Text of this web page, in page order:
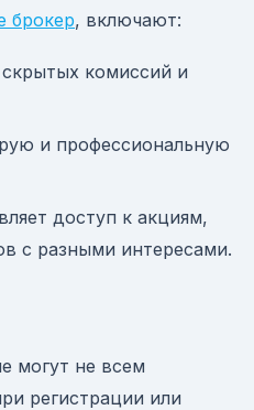
брокер, включают:
комиссий и
и профессиональную
доступ к акциям,
с разными интересами.
могут не всем
регистрации или